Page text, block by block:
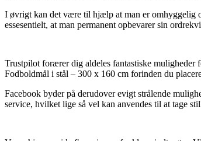
I øvrigt kan det være til hjælp at man er omhyggelig
essesentielt, at man permanent opbevarer sin
Trustpilot forærer dig aldeles fantastiske muligheder
Fodboldmål i stål – 300 x 160 cm forinden du
Facebook byder på derudover evigt strålende
service, hvilket lige så vel kan anvendes til at tage